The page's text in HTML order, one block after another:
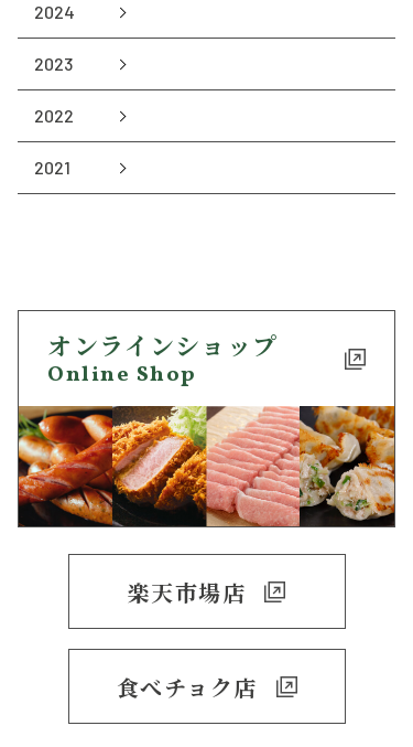
2024
2023
2022
2021
オンラインショップ
Online Shop
楽天市場店
食べチョク店